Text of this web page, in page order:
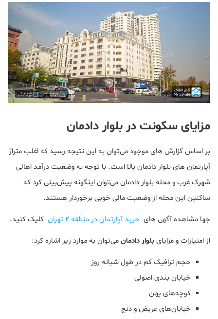
مزایای سکونت در بلوار دادمان
بر اساس گزارش های موجود می‌توان به این نتیجه رسید که اغلب متراژ
آپارتمان های بلوار دادمان بالا است. با توجه به وضعیت درآمد اهالی
شهرک غرب و محله بلوار دادمان می‌توان اینگونه پیش‌بینی کرد که
ساکنین این محله از وضعیت مالی خوبی برخوردار هستند.
جها مشاهده آگهی های خرید آپارتمان در منطقه 2 تهران کلیک کنید.
از امتیازات و مزایایبلوار دادمانمی‌توان به موارد زیر اشاره کرد:
حجم ترافیک کم در طول شبانه روز
خیابان بندی اصولی
کوچه‌های پهن
خیابان‌های عریض و دنج